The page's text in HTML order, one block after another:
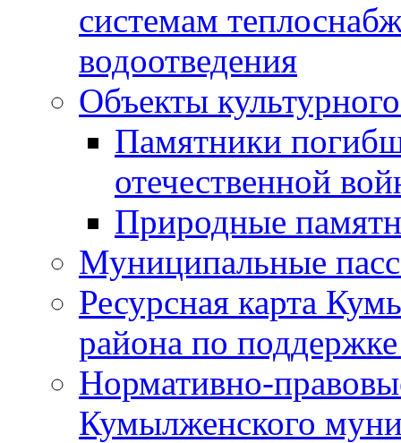
системам
водоотведения
Объекты
Памятники
отечественной
Природные
Муниципальные
Ресурсная карта
района по
Нормативно-
Кумылженского